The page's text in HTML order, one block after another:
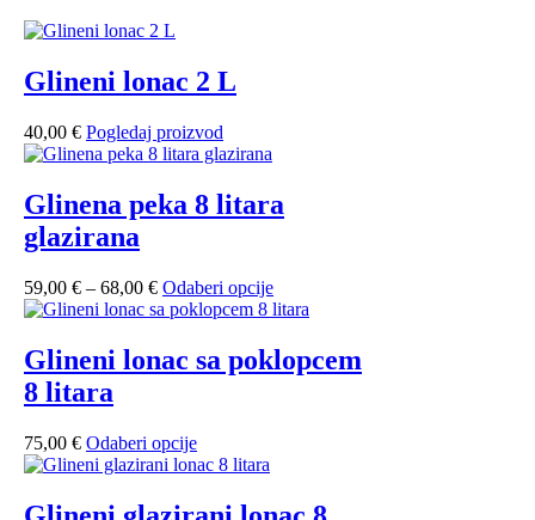
Glineni lonac 2 L
40,00 € Pogledaj proizvod
Glinena peka 8 litara
glazirana
59,00 € – 68,00 €Raspon
cijena:
do
Odaberi opcijeOvaj
proizvod
više
varijanti.
stranici
Glineni lonac sa poklopcem
8 litara
75,00 € Odaberi opcijeOvaj
proizvod